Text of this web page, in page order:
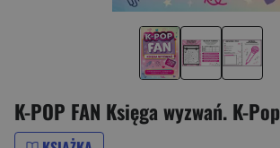
K-POP FAN Księga wyzwań. K-Pop